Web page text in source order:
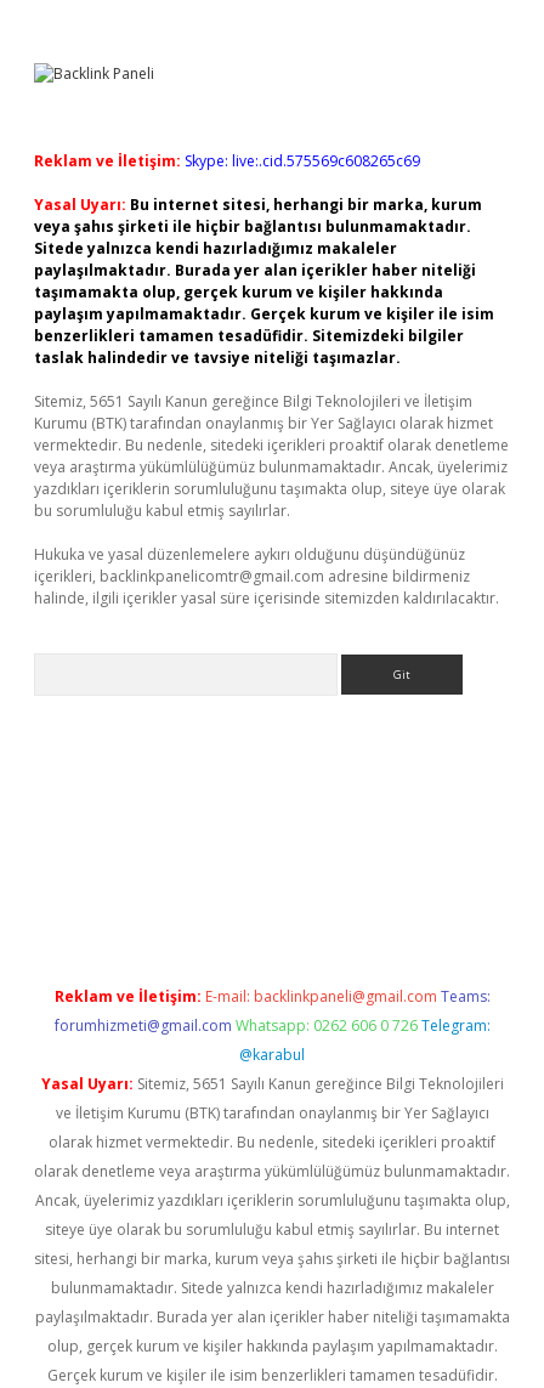
Reklam ve İletişim: Skype: live:.cid.575569c608265c69
Yasal Uyarı: Bu internet sitesi, herhangi bir marka, kurum
veya şahıs şirketi ile hiçbir bağlantısı bulunmamaktadır.
Sitede yalnızca kendi hazırladığımız makaleler
paylaşılmaktadır. Burada yer alan içerikler haber niteliği
taşımamakta olup, gerçek kurum ve kişiler hakkında
paylaşım yapılmamaktadır. Gerçek kurum ve kişiler ile isim
benzerlikleri tamamen tesadüfidir. Sitemizdeki bilgiler
taslak halindedir ve tavsiye niteliği taşımazlar.
Sitemiz, 5651 Sayılı Kanun gereğince Bilgi Teknolojileri ve İletişim
Kurumu (BTK) tarafından onaylanmış bir Yer Sağlayıcı olarak hizmet
vermektedir. Bu nedenle, sitedeki içerikleri proaktif olarak denetleme
veya araştırma yükümlülüğümüz bulunmamaktadır. Ancak, üyelerimiz
yazdıkları içeriklerin sorumluluğunu taşımakta olup, siteye üye olarak
bu sorumluluğu kabul etmiş sayılırlar.
Hukuka ve yasal düzenlemelere aykırı olduğunu düşündüğünüz
içerikleri, backlinkpanelicomtr@gmail.com adresine bildirmeniz
halinde, ilgili içerikler yasal süre içerisinde sitemizden kaldırılacaktır.
Reklam ve İletişim: E-mail: backlinkpaneli@gmail.com Teams:
forumhizmeti@gmail.com Whatsapp: 0262 606 0 726 Telegram:
@karabul
Yasal Uyarı: Sitemiz, 5651 Sayılı Kanun gereğince Bilgi Teknolojileri
ve İletişim Kurumu (BTK) tarafından onaylanmış bir Yer Sağlayıcı
olarak hizmet vermektedir. Bu nedenle, sitedeki içerikleri proaktif
olarak denetleme veya araştırma yükümlülüğümüz bulunmamaktadır.
Ancak, üyelerimiz yazdıkları içeriklerin sorumluluğunu taşımakta olup,
siteye üye olarak bu sorumluluğu kabul etmiş sayılırlar. Bu internet
sitesi, herhangi bir marka, kurum veya şahıs şirketi ile hiçbir bağlantısı
bulunmamaktadır. Sitede yalnızca kendi hazırladığımız makaleler
paylaşılmaktadır. Burada yer alan içerikler haber niteliği taşımamakta
olup, gerçek kurum ve kişiler hakkında paylaşım yapılmamaktadır.
Gerçek kurum ve kişiler ile isim benzerlikleri tamamen tesadüfidir.